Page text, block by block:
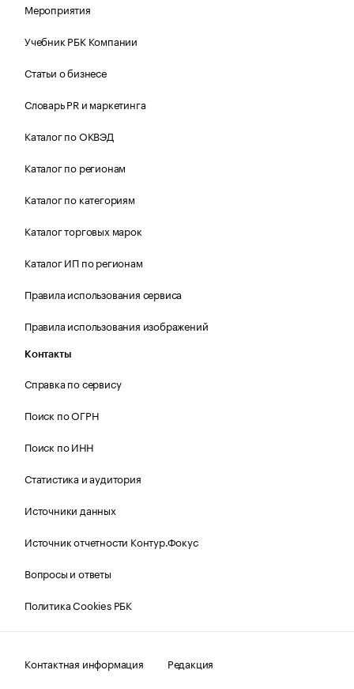
Мероприятия
Учебник РБК Компании
Статьи о бизнесе
Словарь PR и маркетинга
Каталог по ОКВЭД
Каталог по регионам
Каталог по категориям
Каталог торговых марок
Каталог ИП по регионам
Правила использования сервиса
Правила использования изображений
Контакты
Справка по сервису
Поиск по ОГРН
Поиск по ИНН
Статистика и аудитория
Источники данных
Источник отчетности Контур.Фокус
Вопросы и ответы
Политика Cookies РБК
Контактная информация
Редакция